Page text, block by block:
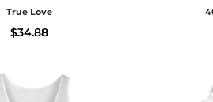
True Love
$34.88